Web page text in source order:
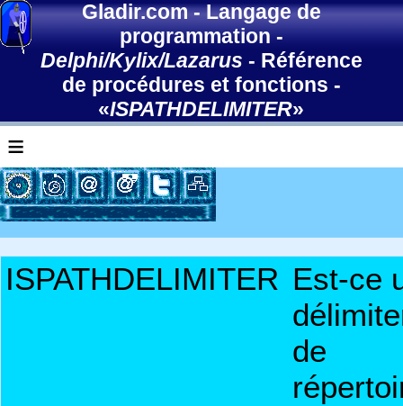
Gladir.com-Langage de
programmation-
Delphi/Kylix/Lazarus - Référence
de procédures et fonctions -
«ISPATHDELIMITER»
≡
ISPATHDELIMITER Est-ce
de